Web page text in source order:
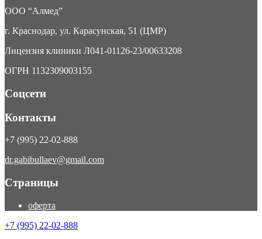
ООО “Алмед”
г. Краснодар, ул. Карасунская, 51 (ЦМР)
Лицензия клиники Л041-01126-23/00633208
ОГРН 1132309003155
Соцсети
Контакты
+7 (995) 22-02-888
dr.gabibullaev@gmail.com
Страницы
оферта
+7 (995) 22-02-888